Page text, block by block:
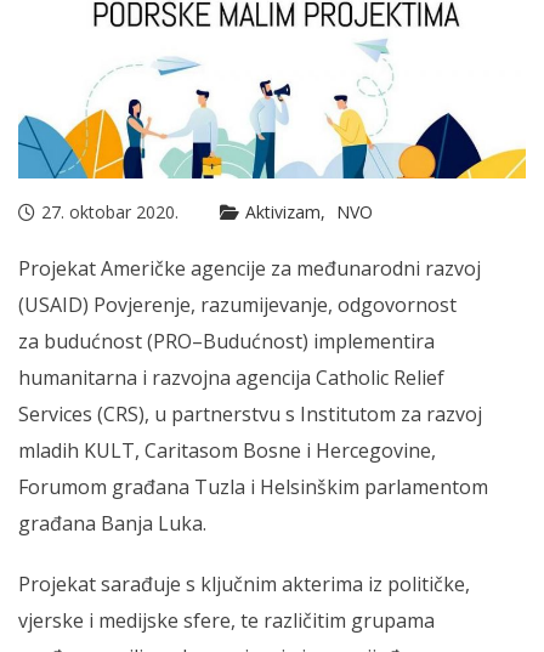
27. oktobar 2020. Aktivizam NVO
Projekat Američke agencije za međunarodni razvoj
(USAID) Povjerenje, razumijevanje, odgovornost
za budućnost (PRO–Budućnost) implementira
humanitarna i razvojna agencija Catholic Relief
Services (CRS), u partnerstvu s Institutom za razvoj
mladih KULT, Caritasom Bosne i Hercegovine,
Forumom građana Tuzla i Helsinškim parlamentom
građana Banja Luka.
Projekat sarađuje s ključnim akterima iz političke,
vjerske i medijske sfere, te različitim grupama